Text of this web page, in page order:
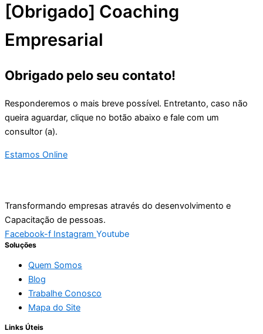
[Obrigado] Coaching
Empresarial
Obrigado pelo seu contato!
Responderemos o mais breve possível. Entretanto, caso não
queira aguardar, clique no botão abaixo e fale com um
consultor (a).
Estamos Online
Transformando empresas através do desenvolvimento e
Capacitação de pessoas.
Facebook-f Instagram Youtube
Soluções
Quem Somos
Blog
Trabalhe Conosco
Mapa do Site
Links Úteis